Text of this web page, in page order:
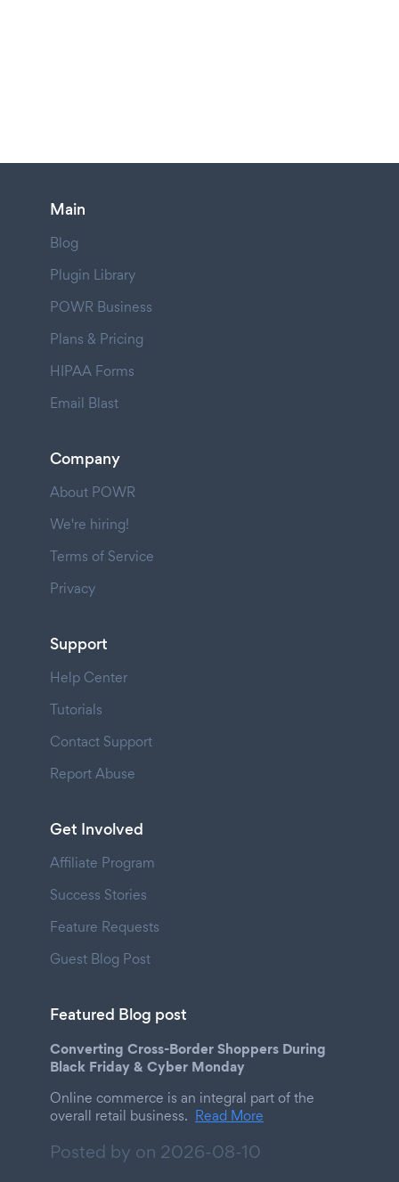
Main
Blog
Plugin Library
POWR Business
Plans & Pricing
HIPAA Forms
Email Blast
Company
About POWR
We're hiring!
Terms of Service
Privacy
Support
Help Center
Tutorials
Contact Support
Report Abuse
Get Involved
Affiliate Program
Success Stories
Feature Requests
Guest Blog Post
Featured Blog post
Converting Cross-Border Shoppers During
Black Friday & Cyber Monday
Online commerce is an integral part of the
overall retail business. Read More
Posted by on 2026-08-10